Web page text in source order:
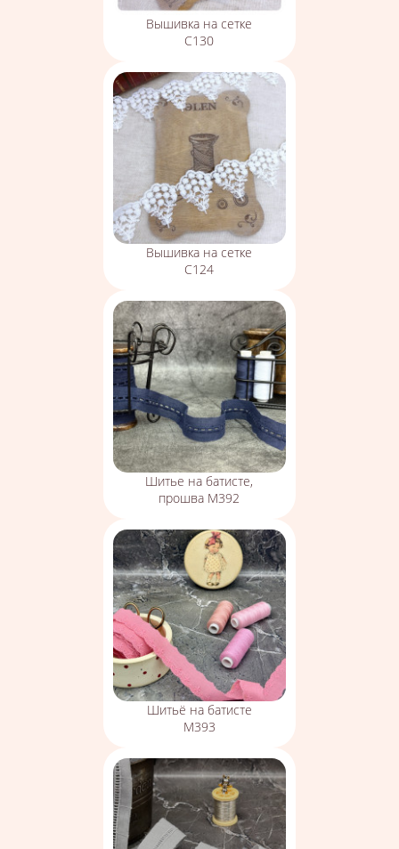
Вышивка на сетке
С130
Вышивка на сетке
С124
Шитье на батисте,
прошва М392
Шитьё на батисте
М393